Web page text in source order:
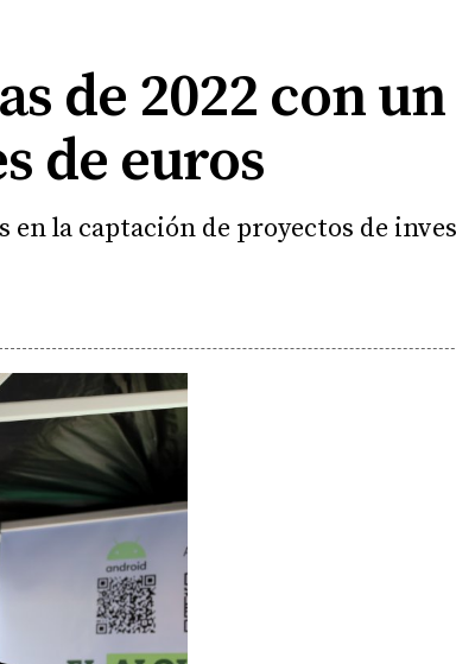
de 2022 con un
de euros
en la captación de proyectos de